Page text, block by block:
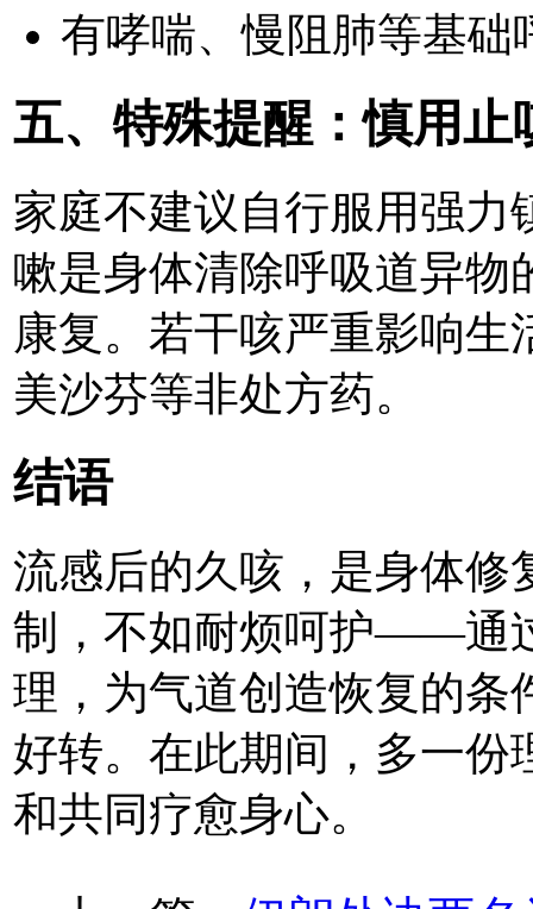
有哮喘、慢阻肺等基础
五、特殊提醒：慎用止
家庭不建议自行服用强力
嗽是身体清除呼吸道异物
康复。若干咳严重影响
美沙芬等非处方药。
结语
流感后的久咳，是身体修
制，不如耐烦呵护——通
理，为气道创造恢复的条
好转。在此期间，多一份
和共同疗愈身心。